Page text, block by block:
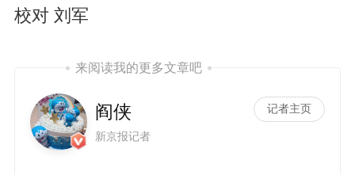
校对 刘军
来阅读我的更多文章吧
阎侠
新京报记者
记者主页